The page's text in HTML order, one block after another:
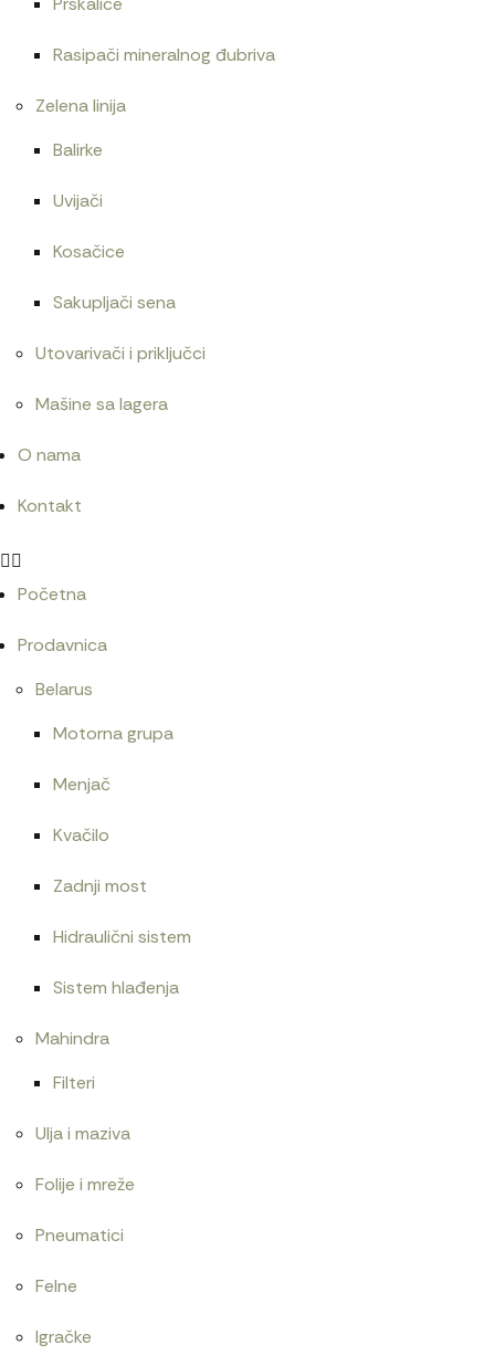
Rasipači mineralnog đubriva
Zelena linija
Balirke
Uvijači
Kosačice
Sakupljači sena
Utovarivači i priključci
Mašine sa lagera
O nama
Kontakt
Početna
Prodavnica
Belarus
Motorna grupa
Menjač
Kvačilo
Zadnji most
Hidraulični sistem
Sistem hlađenja
Mahindra
Filteri
Ulja i maziva
Folije i mreže
Pneumatici
Felne
Igračke